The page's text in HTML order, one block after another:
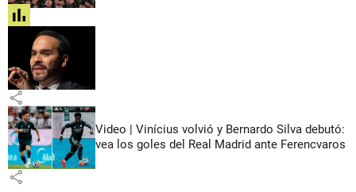
share
share
Video | Vinícius volvió y Bernardo Silva debutó:
vea los goles del Real Madrid ante Ferencvaros
share